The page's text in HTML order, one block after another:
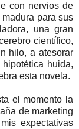
con nervios de
para sus
una gran
científico,
hilo, a atesorar
huida,
esta novela.
el momento la
de marketing
expectativas